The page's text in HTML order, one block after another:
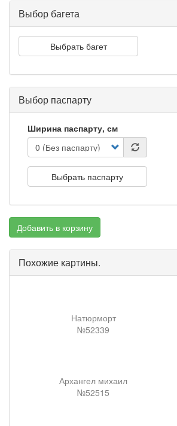
Выбор багета
Выбрать багет
Выбор паспарту
Ширина паспарту, см
Выбрать паспарту
Добавить в корзину
Похожие картины.
Натюрморт
№52339
Архангел михаил
№52515